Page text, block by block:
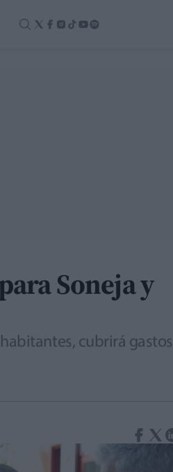
Soneja y
cubrirá gastos